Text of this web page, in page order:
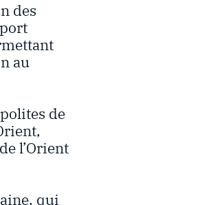
des
au
de
l’Orient
qui